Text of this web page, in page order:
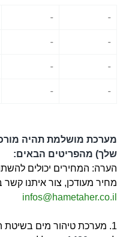
-
-
-
-
-
-
-
-
מערכת מושלמת תהיה
שלך) מהפריטים הבאים:
הערה: המחירים יכולים
מחיר מעודכן, צור איתנו קשר
infos@hametaher.co.il